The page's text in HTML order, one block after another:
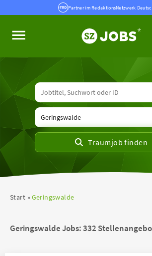
Partner im RedaktionsNetzwerk
Start Geringswalde
Geringswalde Jobs:332